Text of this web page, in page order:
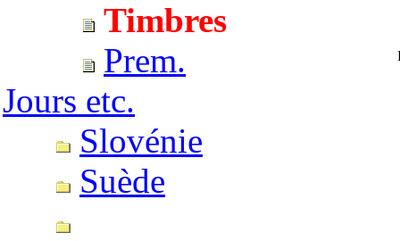
Timbres
Prem.
Jours etc.
Slovénie
Suède